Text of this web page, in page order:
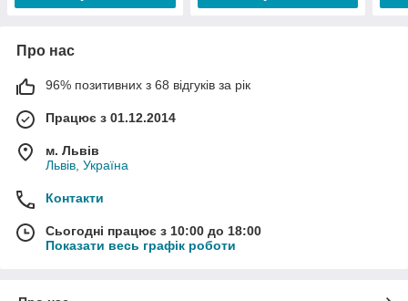
Про нас
96% позитивних з 68 відгуків за рік
Працює з 01.12.2014
м. Львів
Львів, Україна
Контакти
Сьогодні працює з 10:00 до 18:00
Показати весь графік роботи